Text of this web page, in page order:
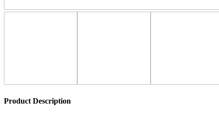
Product Description